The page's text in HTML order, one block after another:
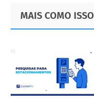
Primary
Sidebar
Footer
MAIS COMO ISSO